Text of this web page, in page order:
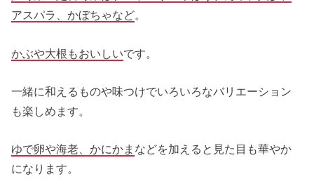
アスパラ、かぼちゃなど。
かぶや大根もおいしいです。
一緒に和えるものや味つけでいろいろなバリエーション
も楽しめます。
ゆで卵や海老、かにかま などを加えると見た目も華やか
になります。